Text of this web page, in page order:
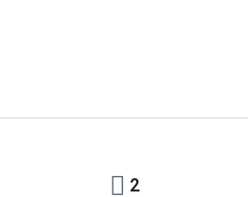
2